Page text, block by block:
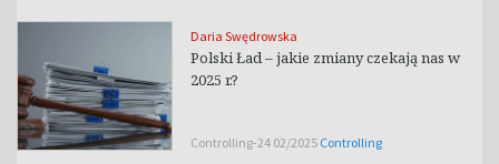
Daria Swędrowska
Polski Ład – jakie zmiany czekają nas w
2025 r.?
Controlling-24 02/2025 Controlling